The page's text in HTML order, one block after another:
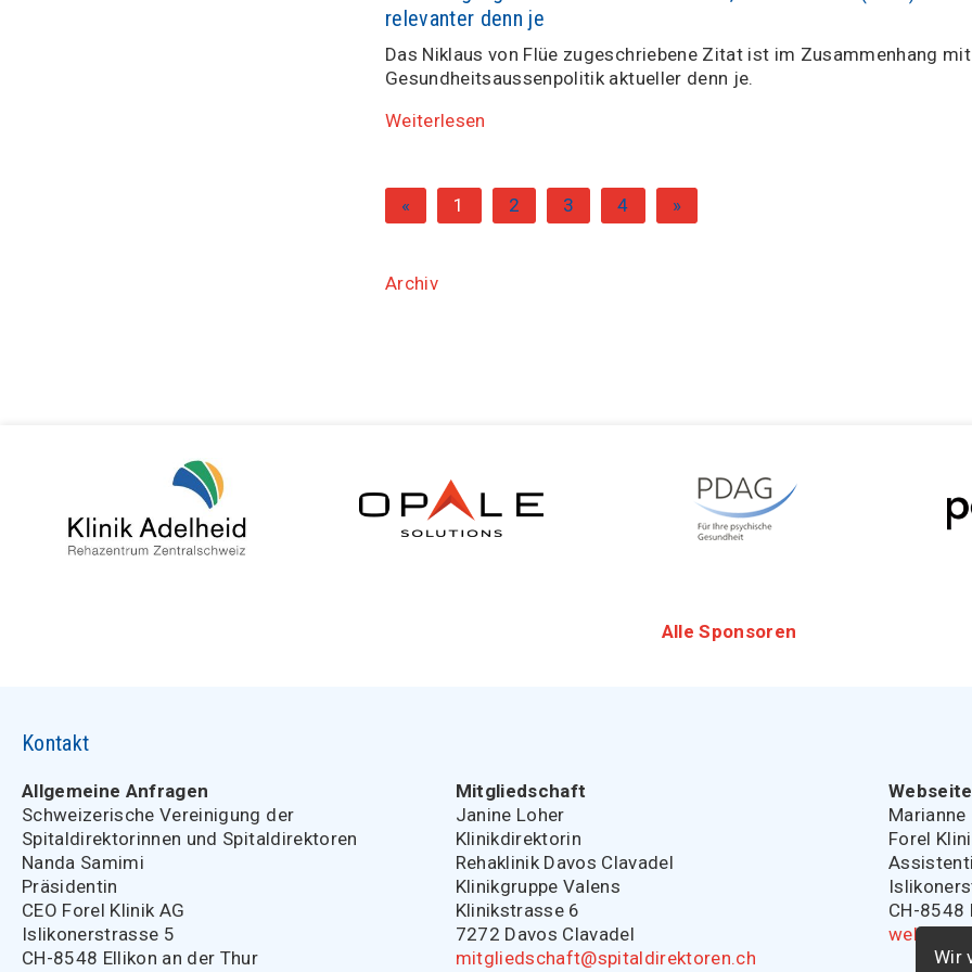
relevanter denn je
Das Niklaus von Flüe zugeschriebene Zitat ist im Zusammenhang
Gesundheitsaussenpolitik aktueller denn je.
Weiterlesen
« 1 2 3 4 »
Archiv
Alle Sponsoren
Kontakt
Allgemeine Anfragen
Schweizerische Vereinigung der
Spitaldirektorinnen und Spitaldirektoren
Nanda Samimi
Präsidentin
CEO Forel Klinik AG
Islikonerstrasse 5
CH-8548 Ellikon an der Thur
Mitgliedschaft
Janine Loher
Klinikdirektorin
Rehaklinik Davos Clavadel
Klinikgruppe Valens
Klinikstrasse 6
7272 Davos Clavadel
mitgliedschaft@spitaldirektoren.ch
Webseite
Marianne
Forel
CH-8548
Wir